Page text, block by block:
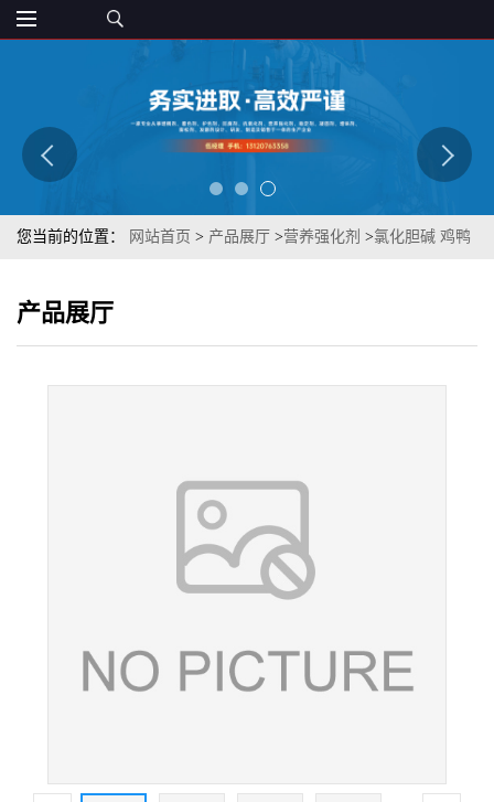
您当前的位置： 网站首页 > 产品展厅 >营养强化剂 >氯化胆碱 鸡鸭
产品展厅